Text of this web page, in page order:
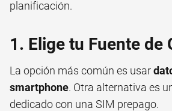
planificación.
1. Elige tu Fuente de
La opción más común es usar
smartphone. Otra alternativa es
dedicado con una SIM prepago.